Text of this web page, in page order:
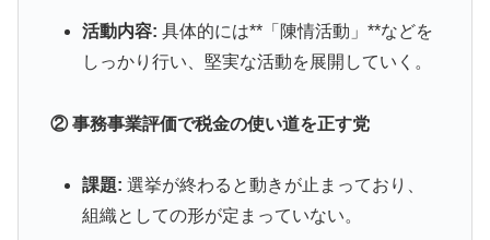
活動内容: 具体的には**「陳情活動」**などを
しっかり行い、堅実な活動を展開していく。
② 事務事業評価で税金の使い道を正す党
課題: 選挙が終わると動きが止まっており、
組織としての形が定まっていない。